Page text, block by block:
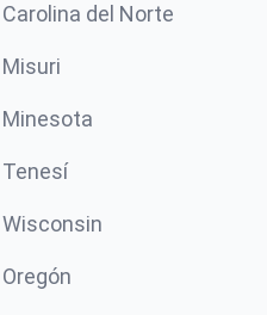
Carolina del Norte
Misuri
Minesota
Tenesí
Wisconsin
Oregón